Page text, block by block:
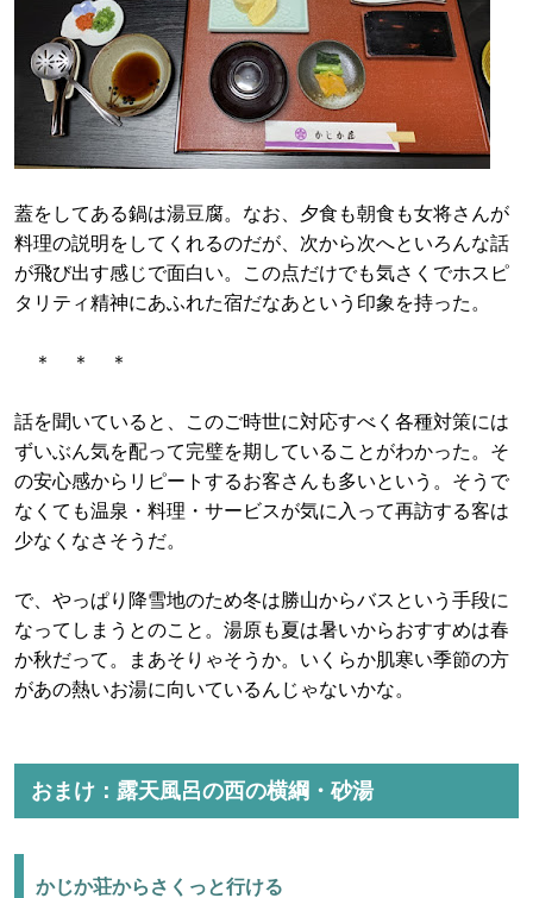
蓋をしてある鍋は湯豆腐。なお、夕食も朝食も女将さんが
料理の説明をしてくれるのだが、次から次へといろんな話
が飛び出す感じで面白い。この点だけでも気さくでホスピ
タリティ精神にあふれた宿だなあという印象を持った。
＊ ＊ ＊
話を聞いていると、このご時世に対応すべく各種対策には
ずいぶん気を配って完璧を期していることがわかった。そ
の安心感からリピートするお客さんも多いという。そうで
なくても温泉・料理・サービスが気に入って再訪する客は
少なくなさそうだ。
で、やっぱり降雪地のため冬は勝山からバスという手段に
なってしまうとのこと。湯原も夏は暑いからおすすめは春
か秋だって。まあそりゃそうか。いくらか肌寒い季節の方
があの熱いお湯に向いているんじゃないかな。
おまけ：露天風呂の西の横綱・砂湯
かじか荘からさくっと行ける